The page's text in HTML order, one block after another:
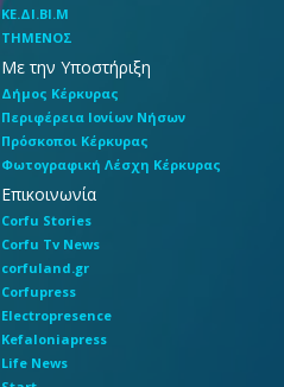
ΚΕ.ΔΙ.ΒΙ.Μ
ΤΗΜΕΝΟΣ
Με την Υποστήριξη
Δήμος Κέρκυρας
Περιφέρεια Ιονίων Νήσων
Πρόσκοποι Κέρκυρας
Φωτογραφική Λέσχη Κέρκυρας
Επικοινωνία
Corfu Stories
Corfu Tv News
corfuland.gr
Corfupress
Electropresence
Kefaloniapress
Life News